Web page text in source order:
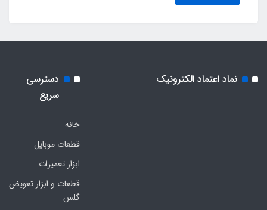
نماد اعتماد الکترونیک
دسترسی
سریع
خانه
قطعات موبایل
ابزار تعمیرات
قطعات و ابزار تعویض
گلس